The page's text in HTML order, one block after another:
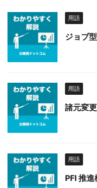
用語
ジョブ
用語
諸元変
用語
PFI 推